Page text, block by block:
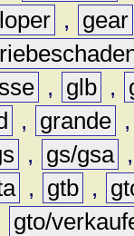
,
gear
, glb ,
, grande
, gs/gsa
, gtb ,
gto/